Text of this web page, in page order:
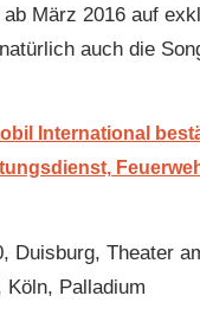
März 2016 auf
auch die
International
Duisburg, Theater
Köln, Palladium